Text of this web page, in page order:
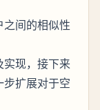
之间的相似性
实现，接下来
步扩展对于空